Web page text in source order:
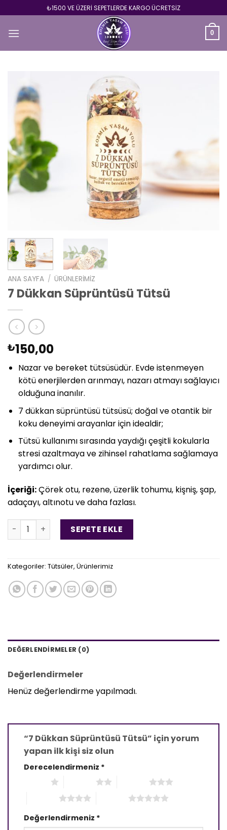
to
content
₺1500 VE ÜZERİ SEPETLERDE KARGO ÜCRETSİZ
0
ANA SAYFA / ÜRÜNLERIMIZ
7 Dükkan Süprüntüsü Tütsü
₺150,00
Nazar ve bereket tütsüsüdür. Evde istenmeyen
kötü enerjilerden arınmayı, nazarı atmayı sağlayıcı
olduğuna inanılır.
7 dükkan süprüntüsü tütsüsü; doğal ve otantik bir
koku deneyimi arayanlar için idealdir;
Tütsü kullanımı sırasında yaydığı çeşitli kokularla
stresi azaltmaya ve zihinsel rahatlama sağlamaya
yardımcı olur.
İçeriği:Çörek otu, rezene, üzerlik tohumu, kişniş, şap,
adaçayı, altınotu ve daha fazlası.
7 Dükkan Süprüntüsü Tütsü adet
SEPETE EKLE
Kategoriler: Tütsüler, Ürünlerimiz
DEĞERLENDIRMELER (0)
Değerlendirmeler
Henüz değerlendirme yapılmadı.
“7 Dükkan Süprüntüsü Tütsü” için yorum
yapan ilk kişi siz olun
Derecelendirmeniz *
Değerlendirmeniz *